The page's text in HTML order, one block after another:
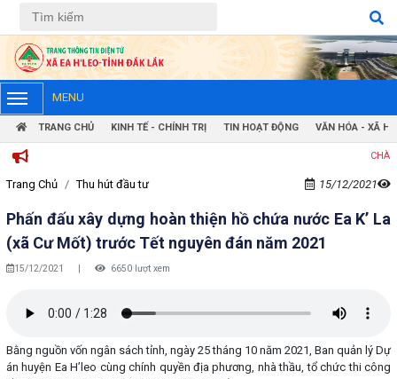
Tiếng Việt Tiếng Anh
MENU
TRANG CHỦ KINH TẾ - CHÍNH TRỊ TIN HOẠT ĐỘNG VĂN HÓA - XÃ
CHÀO MỪNG
Trang Chủ Thu hút đầu tư 15/12/2021
Phấn đấu xây dựng hoàn thiện hồ chứa nước Ea K’ La
(xã Cư Mốt) trước Tết nguyên đán năm 2021
15/12/2021 6650 lượt xem
Bằng nguồn vốn ngân sách tỉnh, ngày 25 tháng 10 năm 2021, Ban quản lý Dự
án huyện Ea H’leo cùng chính quyền địa phương, nhà thầu, tổ chức thi công